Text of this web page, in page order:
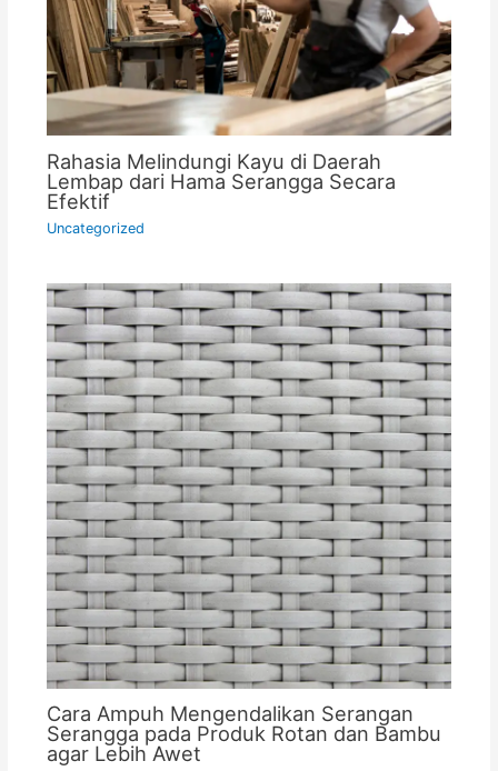
Rahasia Melindungi Kayu di Daerah
Lembap dari Hama Serangga Secara
Efektif
Uncategorized
Cara Ampuh Mengendalikan Serangan
Serangga pada Produk Rotan dan Bambu
agar Lebih Awet